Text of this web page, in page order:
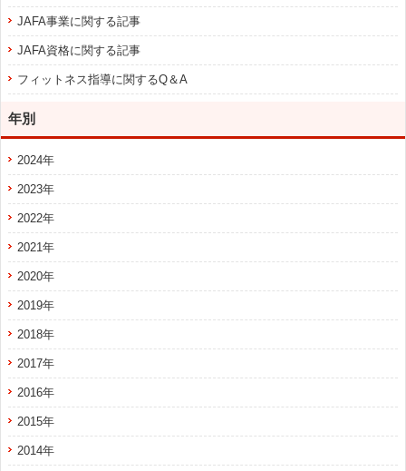
JAFA事業に関する記事
JAFA資格に関する記事
フィットネス指導に関するQ＆A
年別
2024年
2023年
2022年
2021年
2020年
2019年
2018年
2017年
2016年
2015年
2014年